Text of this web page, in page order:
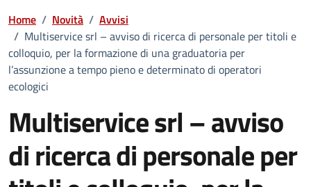
Home / Novità / Avvisi
/ Multiservice srl – avviso di ricerca di personale per titoli e
colloquio, per la formazione di una graduatoria per
l’assunzione a tempo pieno e determinato di operatori
ecologici
Multiservice srl – avviso
di ricerca di personale per